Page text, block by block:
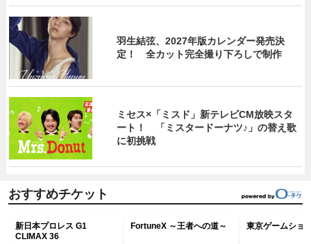
羽生結弦、2027年版カレンダー発売決
定！ 全カット完全撮り下ろしで制作
ミセス×「ミスド」新テレビCM放映スタ
ート！ 「ミスタードーナツ♪」の替え歌
に初挑戦
おすすめチケット
新日本プロレス G1
CLIMAX 36
FortuneX ～王者への道～ 東京ゲームショ